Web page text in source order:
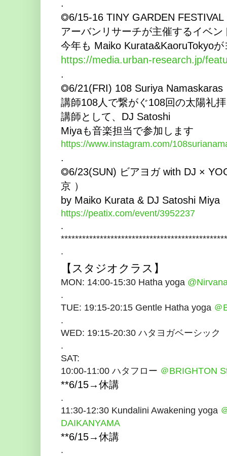
.
◎6/15-16 TINY GARDEN
アーバンリサーチが主催するイベ
今年も Maiko Kurata&KaoruTokyo
https://media.urban-research.jp/
.
◎6/21(FRI) 108 Suriya Namaskaras
講師108人で繋がぐ108回の太陽礼
講師として、DJ Satoshi
Miyaも音楽担当で参加します
https://www.instagram.com/
.
◎6/23(SUN) ビアヨガ with DJ ×
京 ）
by Maiko Kurata & DJ Satoshi Miya
https://peatix.com/event/3952237
.
.
【スタジオクラス】
MON: 14:00-15:30 Hatha yoga
.
TUE: 19:15-20:15 Gentle Hatha yoga ＠
.
WED: 19:15-20:30 ハタヨガベーシッ
.
SAT:
10:00-11:00 ハタフロー ＠BRIGHTON
**6/15→休講
.
11:30-12:30 Kundalini Awakening yoga
DAIKANYAMA
**6/15→休講
.